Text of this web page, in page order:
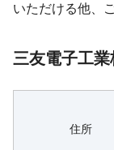
いただける他、
三友電子工
住所